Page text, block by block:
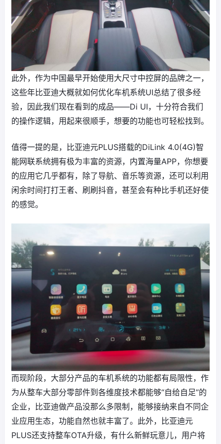
此外，作为中国最早开始使用大尺寸中控屏的品牌之一，
这些年比亚迪大概就如何优化车机系统UI总结了很多经
验，因此我们现在看到的成品——Di UI，十分符合我们
的操作逻辑，用起来很顺手，想要的功能也可轻松找到。
值得一提的是，比亚迪元PLUS搭载的DiLink 4.0(4G)智
能网联系统拥有极为丰富的资源，内置海量APP，你想要
的应用它几乎都有，除了导航、音乐等资源，还可以利用
闲余时间打打王者、刷刷抖音，甚至会有种比手机还好使
的感觉。
而现阶段，大部分产品的车机系统的功能都有局限性，作
为从整车大部分零部件到各维度技术都能够“自给自足”的
企业，比亚迪做产品没那么多限制，能够接纳来自不同企
业应用生态，功能自然也就丰富了。此外，比亚迪元
PLUS还支持整车OTA升级，有什么新鲜玩意儿，用户将